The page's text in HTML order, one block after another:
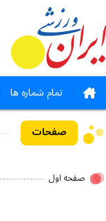
تمام شماره ها
صفحات
صفحه اول